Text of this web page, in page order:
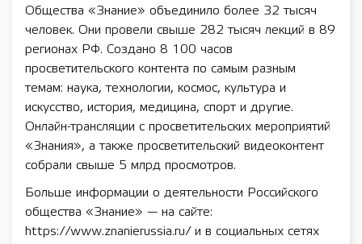
Общества «Знание» объединило более 32 тысяч
человек. Они провели свыше 282 тысяч лекций в 89
регионах РФ. Создано 8 100 часов
просветительского контента по самым разным
темам: наука, технологии, космос, культура и
искусство, история, медицина, спорт и другие.
Онлайн-трансляции с просветительских мероприятий
«Знания», а также просветительский видеоконтент
собрали свыше 5 млрд просмотров.
Больше информации о деятельности Российского
общества «Знание» — на сайте:
https://www.znanierussia.ru/ и в социальных сетях